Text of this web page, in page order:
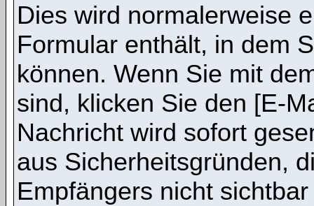
Dies wird normalerweise
Formular enthält, in dem
können. Wenn Sie mit
sind, klicken Sie den [E-
Nachricht wird sofort
aus Sicherheitsgründen,
Empfängers nicht